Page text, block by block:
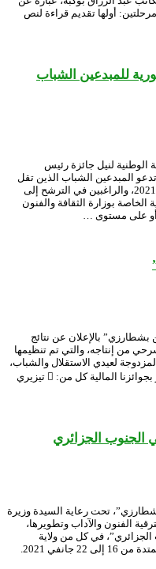
أولها تقديم قراءة لنص
للمبدعين الشباب
الوطنية لنيل جائزة رئيس
المبدعين الشباب الذين تقل
أعمارهم عن 35 سنة إلى غاية تاريخ 01 جانفي 2021، والراغبين في الترشح إلى
بوزارة الثقافة والفنون
بالإعلان عن نتائج
من إنتاجه، والتي تم تنظيمها
لعيدي الاستقلال والشباب،
تحت شعار “مسرحنا غال .. وطننا عال”. وقد فاز بجوائزنا المالية كل من:  تيزيري
الجنوب الجزائري
تحت رعاية السيدة وزيرة
الفنون والآداب وتطويرها،
في كل من ولاية
تمنراست، أدرار والوادي وذلك خلال الفترة الممتدة من 16 إلى 22 جانفي 2021.